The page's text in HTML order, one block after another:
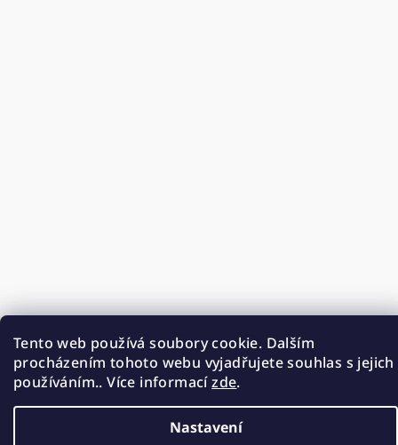
Tento web používá soubory cookie. Dalším
procházením tohoto webu vyjadřujete souhlas s jejich
používáním.. Více informacízde.
Nastavení